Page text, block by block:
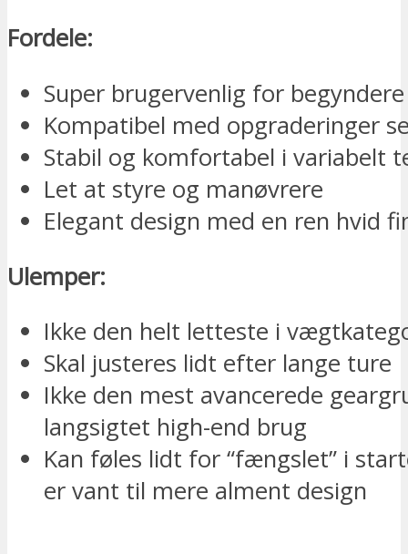
Fordele:
Super brugervenlig for begyndere
Kompatibel med opgraderinger
Stabil og komfortabel i variabelt
Let at styre og manøvrere
Elegant design med en ren hvid
Ulemper:
Ikke den helt letteste i
Skal justeres lidt efter lange ture
Ikke den mest avancerede
langsigtet high-end brug
Kan føles lidt for “fængslet” i
er vant til mere alment design